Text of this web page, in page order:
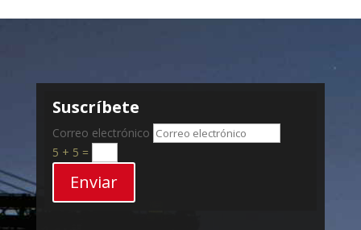
Suscríbete
Correo electrónico
5 + 5 =
Enviar